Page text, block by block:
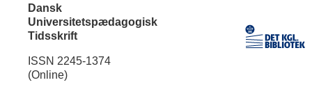
Dansk
Universitetspædagogisk
Tidsskrift
ISSN 2245-1374
(Online)